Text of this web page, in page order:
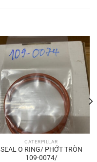
CATERPILLAR
SEAL O RING/ PHỚT TRÒN
109-0074/